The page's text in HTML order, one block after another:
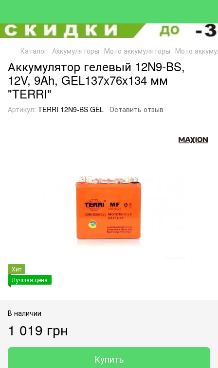
Каталог Аккумуляторы Мото аккумуляторы Мото
Аккумулятор гелевый 12N9‑BS,
12V, 9Ah, GEL137x76x134 мм
"TERRI"
Артикул: TERRI 12N9-BS GEL Оставить отзыв
Хит
Лучшая цена
В наличии
1 019 грн
Купить